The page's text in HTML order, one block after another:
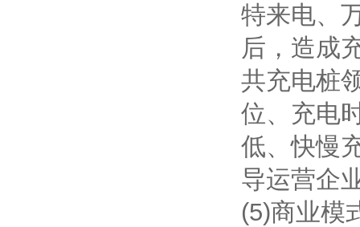
特来电、
后，造成
共充电桩
位、充电
低、快慢
导运营企
(5)商业模